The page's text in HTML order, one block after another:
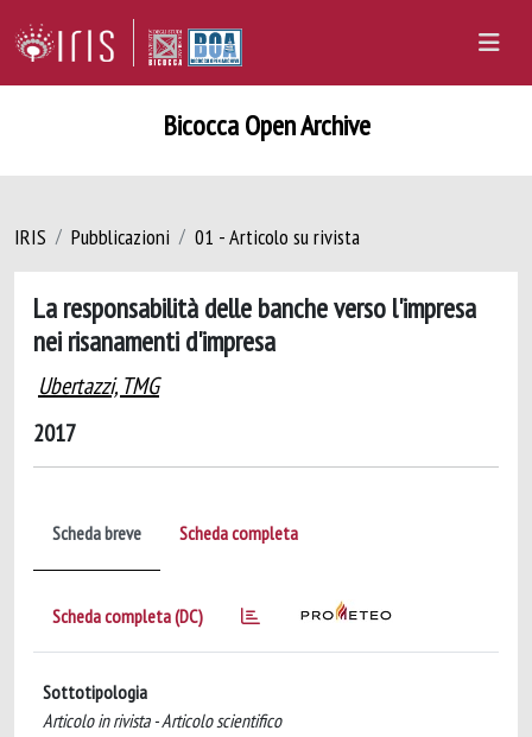
Bicocca Open Archive
IRIS Pubblicazioni 01 - Articolo su rivista
La responsabilità delle banche verso l'impresa
nei risanamenti d'impresa
Ubertazzi, TMG
2017
Scheda breve Scheda completa
Scheda completa (DC)
Sottotipologia
Articolo in rivista - Articolo scientifico